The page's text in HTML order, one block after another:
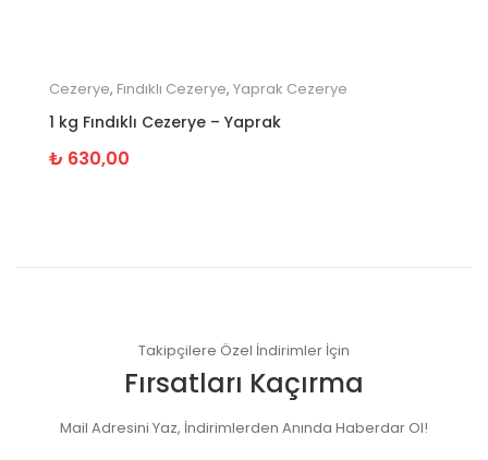
Cezerye, Fındıklı Cezerye, Yaprak Cezerye
1 kg Fındıklı Cezerye – Yaprak
₺ 630,00
Takipçilere Özel İndirimler İçin
Fırsatları Kaçırma
Mail Adresini Yaz, İndirimlerden Anında Haberdar Ol!